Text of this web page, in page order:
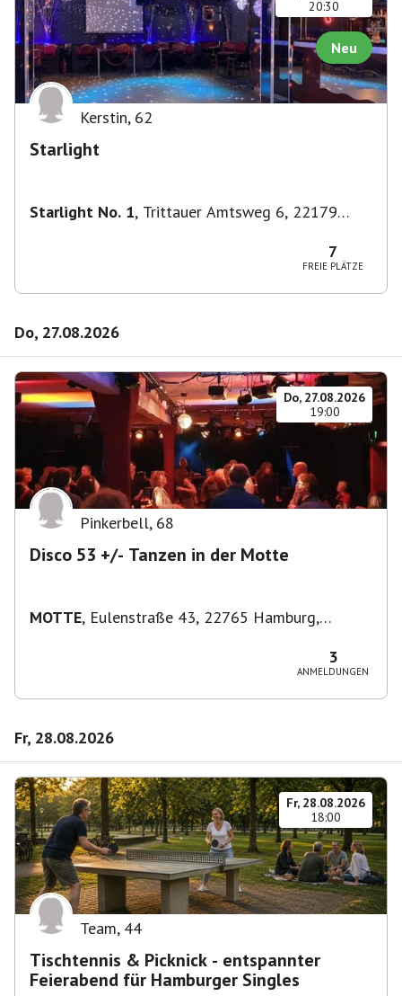
20:30
Neu
Kerstin, 62
Starlight
Starlight No. 1, Trittauer Amtsweg 6, 22179
7
FREIE PLÄTZE
Do, 27.08.2026
Do, 27.08.2026
19:00
Pinkerbell, 68
Disco 53 +/- Tanzen in der Motte
MOTTE, Eulenstraße 43, 22765 Hamburg,
3
ANMELDUNGEN
Fr, 28.08.2026
Fr, 28.08.2026
18:00
Team, 44
Tischtennis & Picknick - entspannter
Feierabend für Hamburger Singles